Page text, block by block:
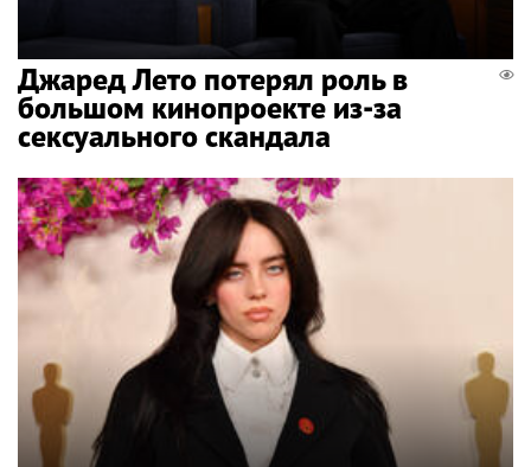
Джаред Лето потерял роль в
большом кинопроекте из-за
сексуального скандала